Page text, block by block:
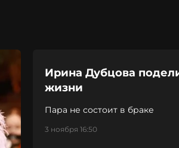
Ирина Дубцова
жизни
Пара не состоит в браке
3 ноября 16:50